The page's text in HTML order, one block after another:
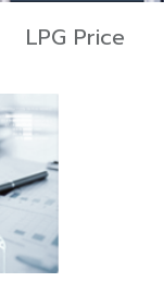
LPG Price